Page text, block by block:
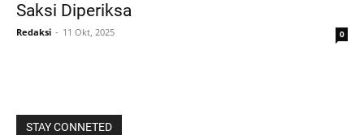
Saksi Diperiksa
Redaksi 11 Okt, 2025 0
STAY CONNETED